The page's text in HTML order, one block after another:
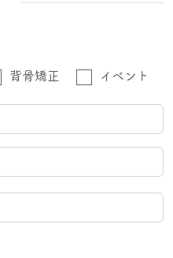
背骨矯正 イベント